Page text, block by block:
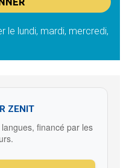
le lundi, mardi, mercredi,
ZENIT
financé par les